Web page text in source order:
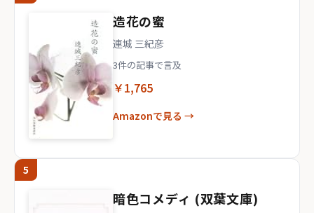
造花の蜜
連城 三紀彦
3件の記事で言及
￥1,765
Amazonで見る →
5
暗色コメディ (双葉文庫)